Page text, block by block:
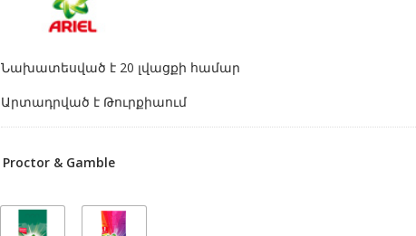
Նախատեսված է 20 լվացքի համար
Արտադրված է Թուրքիաում
Proctor & Gamble